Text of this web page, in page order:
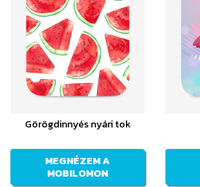
Görögdinnyés nyári tok
MEGNÉZEM A
MOBILOMON